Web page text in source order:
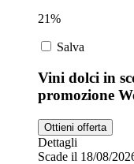
21%
Salva
Vini dolci in
promozione
Ottieni offerta
Dettagli
Scade il 18/08/